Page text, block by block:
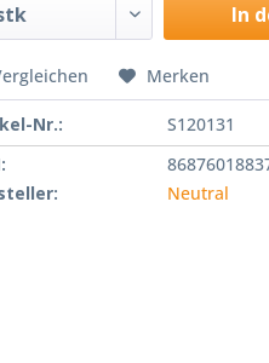
In
Merken
Nr.:
S120131
Neutral